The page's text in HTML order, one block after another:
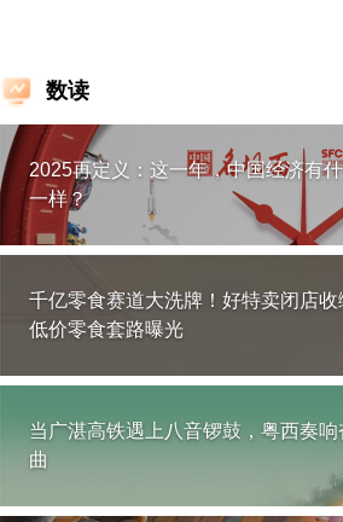
数读
2025再定义：这一年，中国经济有
一样？
千亿零食赛道大洗牌！好特卖闭店收
低价零食套路曝光
当广湛高铁遇上八音锣鼓，粤西奏响
曲